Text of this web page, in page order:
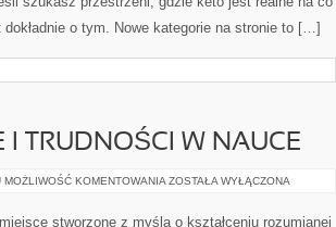
o tym. Nowe kategorie na stronie to […]
I TRUDNOŚCI W NAUCE
MOŻLIWOŚĆ KOMENTOWANIA PROBLEMY
TRUDNOŚCI
ZOSTAŁA WYŁĄCZONA
stworzone z myślą o kształceniu rozumianej